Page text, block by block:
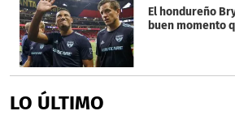
El hondureño
buen momento
LO ÚLTIMO